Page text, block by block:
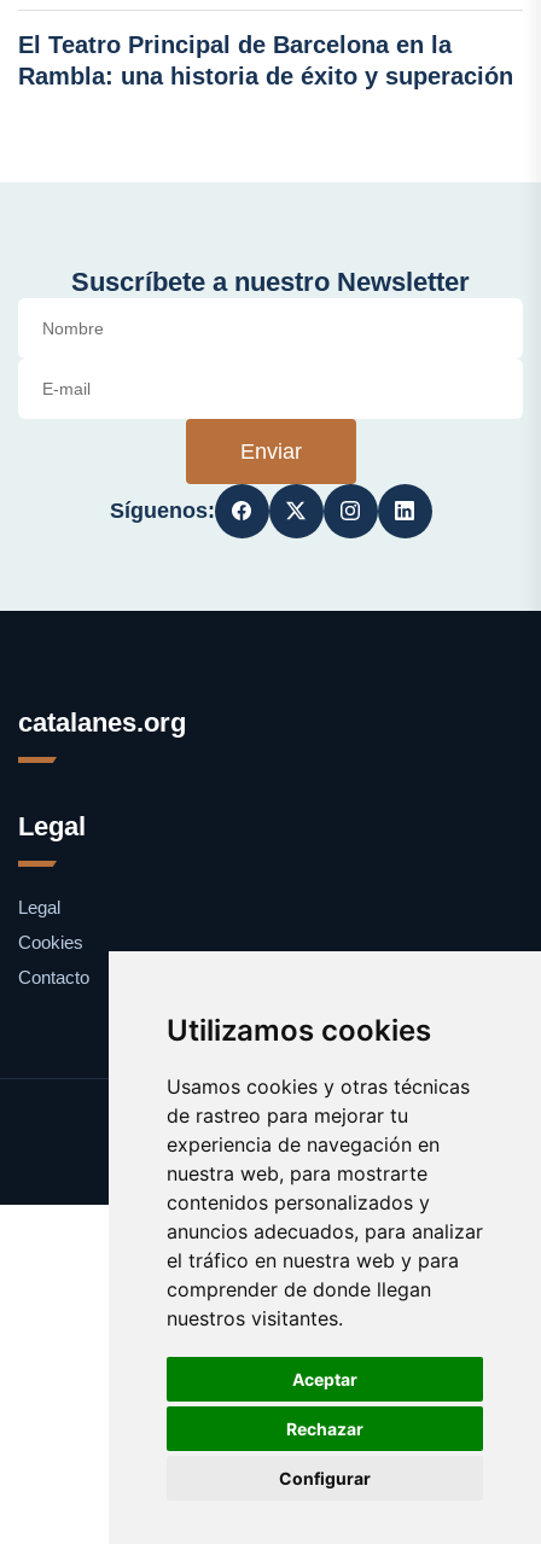
Utilizamos cookies
Usamos cookies y otras técnicas
de rastreo para mejorar tu
experiencia de navegación en
nuestra web, para mostrarte
contenidos personalizados y
anuncios adecuados, para analizar
el tráfico en nuestra web y para
comprender de donde llegan
nuestros visitantes.
Aceptar
Rechazar
Configurar
El Teatro Principal de Barcelona en la
Rambla: una historia de éxito y superación
Suscríbete a nuestro Newsletter
Enviar
Síguenos:
catalanes.org
Legal
Legal
Cookies
Contacto
Update cookies preferences
Copyright © 2025 catalanes.org